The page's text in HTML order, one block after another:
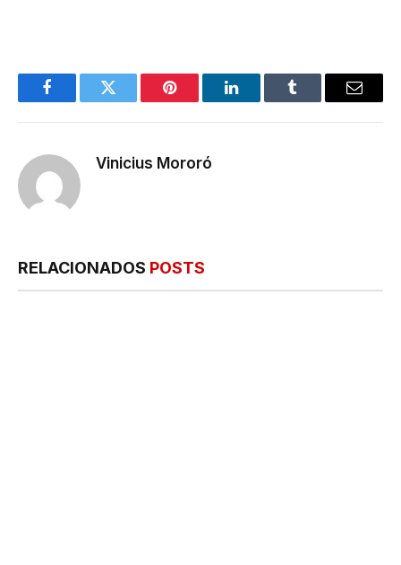
FacebookTwitter Pinterest LinkedInTumblr
E-
Vinicius Mororó
RELACIONADOS POSTS